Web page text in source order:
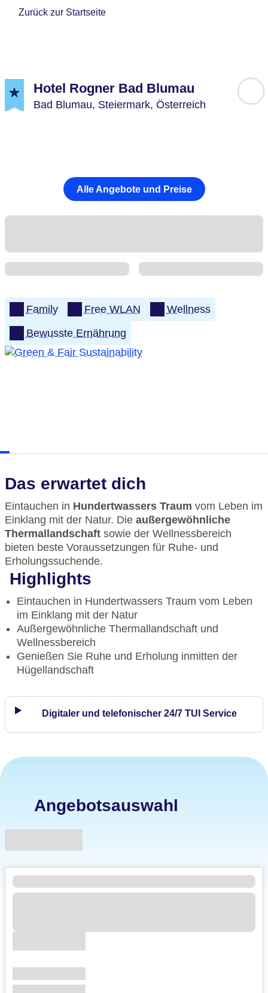
Zurück zur Startseite
Hotel Rogner Bad Blumau
Bad Blumau, Steiermark, Österreich
Alle Angebote und Preise
Family Free WLAN
Wellness
Bewusste Ernährung
Das erwartet dich
Eintauchen in Hundertwassers Traum vom Leben im
Einklang mit der Natur. Die außergewöhnliche
Thermallandschaft sowie der Wellnessbereich
bieten beste Voraussetzungen für Ruhe- und
Erholungssuchende.
Highlights
Eintauchen in Hundertwassers Traum vom Leben
im Einklang mit der Natur
Außergewöhnliche Thermallandschaft und
Wellnessbereich
Genießen Sie Ruhe und Erholung inmitten der
Hügellandschaft
Digitaler und telefonischer 24/7 TUI Service
Angebotsauswahl